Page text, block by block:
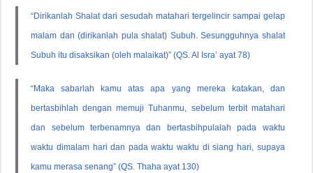
“Dirikanlah Shalat dari sesudah matahari tergelincir sampai gelap
malam dan (dirikanlah pula shalat) Subuh. Sesungguhnya shalat
Subuh itu disaksikan (oleh malaikat)” (QS. Al Isra’ ayat 78)
“Maka sabarlah kamu atas apa yang mereka katakan, dan
bertasbihlah dengan memuji Tuhanmu, sebelum terbit matahari
dan sebelum terbenamnya dan bertasbihpulalah pada waktu
waktu dimalam hari dan pada waktu waktu di siang hari, supaya
kamu merasa senang” (QS. Thaha ayat 130)